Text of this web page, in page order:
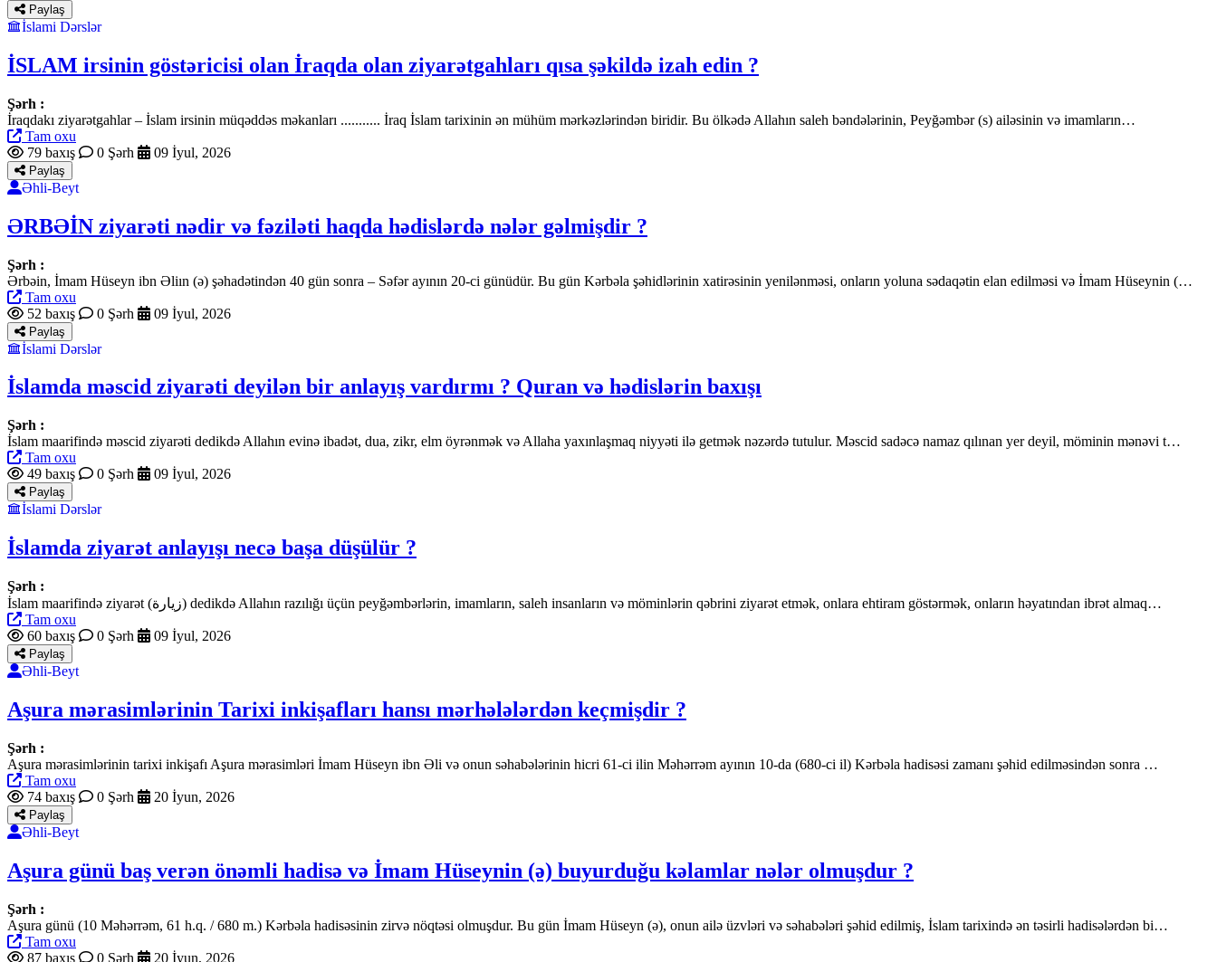
Paylaş
İslami Dərslər
İSLAM irsinin göstəricisi olan İraqda olan ziyarətgahları qısa şəkildə izah edin ?
Şərh :
İraqdakı ziyarətgahlar – İslam irsinin müqəddəs məkanları ........... İraq İslam tarixinin ən mühüm mərkəzlərindən biridir. Bu ölkədə Allahın saleh bəndələrinin, Peyğəmbər (s) ailəsinin və imamların…
Tam oxu
79 baxış
0 Şərh 09 İyul, 2026
Paylaş
Əhli-Beyt
ƏRBƏİN ziyarəti nədir və fəziləti haqda hədislərdə nələr gəlmişdir ?
Şərh :
Ərbəin, İmam Hüseyn ibn Əliın (ə) şəhadətindən 40 gün sonra – Səfər ayının 20-ci günüdür. Bu gün Kərbəla şəhidlərinin xatirəsinin yenilənməsi, onların yoluna sədaqətin elan edilməsi və İmam Hüseynin (…
Tam oxu
52 baxış
0 Şərh 09 İyul, 2026
Paylaş
İslami Dərslər
İslamda məscid ziyarəti deyilən bir anlayış vardırmı ? Quran və hədislərin baxışı
Şərh :
İslam maarifində məscid ziyarəti dedikdə Allahın evinə ibadət, dua, zikr, elm öyrənmək və Allaha yaxınlaşmaq niyyəti ilə getmək nəzərdə tutulur. Məscid sadəcə namaz qılınan yer deyil, möminin mənəvi t…
Tam oxu
49 baxış
0 Şərh 09 İyul, 2026
Paylaş
İslami Dərslər
İslamda ziyarət anlayışı necə başa düşülür ?
Şərh :
İslam maarifində ziyarət (زيارة) dedikdə Allahın razılığı üçün peyğəmbərlərin, imamların, saleh insanların və möminlərin qəbrini ziyarət etmək, onlara ehtiram göstərmək, onların həyatından ibrət almaq…
Tam oxu
60 baxış
0 Şərh 09 İyul, 2026
Paylaş
Əhli-Beyt
Aşura mərasimlərinin Tarixi inkişafları hansı mərhələlərdən keçmişdir ?
Şərh :
Aşura mərasimlərinin tarixi inkişafı Aşura mərasimləri İmam Hüseyn ibn Əli və onun səhabələrinin hicri 61-ci ilin Məhərrəm ayının 10-da (680-ci il) Kərbəla hadisəsi zamanı şəhid edilməsindən sonra …
Tam oxu
74 baxış
0 Şərh 20 İyun, 2026
Paylaş
Əhli-Beyt
Aşura günü baş verən önəmli hadisə və İmam Hüseynin (ə) buyurduğu kəlamlar nələr olmuşdur ?
Şərh :
Aşura günü (10 Məhərrəm, 61 h.q. / 680 m.) Kərbəla hadisəsinin zirvə nöqtəsi olmuşdur. Bu gün İmam Hüseyn (ə), onun ailə üzvləri və səhabələri şəhid edilmiş, İslam tarixində ən təsirli hadisələrdən bi…
Tam oxu
87 baxış
0 Şərh 20 İyun, 2026